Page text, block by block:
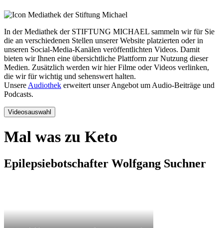
In der Mediathek der STIFTUNG MICHAEL sammeln wir für Sie
die an verschiedenen Stellen unserer Website platzierten oder in
unseren Social-Media-Kanälen veröffentlichten Videos. Damit
bieten wir Ihnen eine übersichtliche Plattform zur Nutzung dieser
Medien. Zusätzlich werden wir hier Filme oder Videos verlinken,
die wir für wichtig und sehenswert halten.
Unsere Audiothek erweitert unser Angebot um Audio-Beiträge und
Podcasts.
Videosauswahl
Mal was zu Keto
Epilepsiebotschafter Wolfgang Suchner